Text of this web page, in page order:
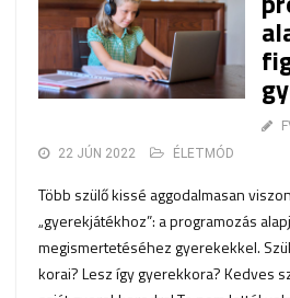
22 JÚN 2022
ÉLETMÓD
Több szülő kissé aggodalmasan
„gyerekjátékhoz”: a programozás
megismertetéséhez gyerekekkel.
korai? Lesz így gyerekkora? Kedves